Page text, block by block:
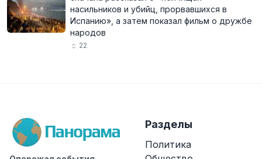
насильников и убийц, прорвавшихся в
Испанию», а затем показал фильм о дружбе
народов
22
Разделы
Политика